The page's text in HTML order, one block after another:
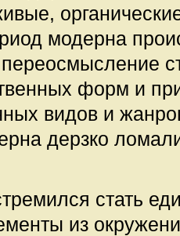
модерна
форм и
видов и
дерзко
стать
из